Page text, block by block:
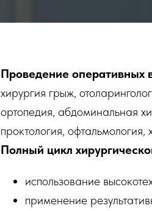
Проведение оперативных
хирургия грыж,
ортопедия, абдоминальная
проктология,
Полный цикл
использование
применение